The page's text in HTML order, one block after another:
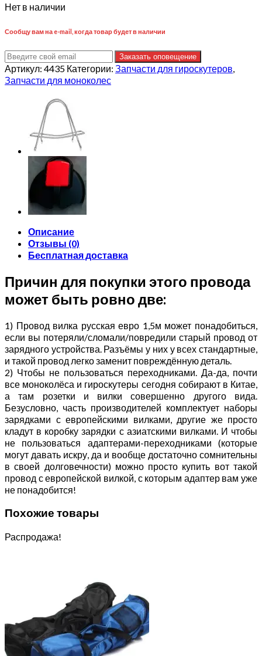
Нет в наличии
Сообщу вам на e-mail, когда товар будет в наличии
Заказать оповещение
Артикул: 4435 Категории: Запчасти для гироскутеров,
Запчасти для моноколес
Описание
Отзывы (0)
Бесплатная доставка
Причин для покупки этого провода
может быть ровно две:
1) Провод вилка русская евро 1,5м может понадобиться,
если вы потеряли/сломали/повредили старый провод от
зарядного устройства. Разъёмы у них у всех стандартные,
и такой провод легко заменит повреждённую деталь.
2) Чтобы не пользоваться переходниками. Да-да, почти
все моноколёса и гироскутеры сегодня собирают в Китае,
а там розетки и вилки совершенно другого вида.
Безусловно, часть производителей комплектует наборы
зарядками с европейскими вилками, другие же просто
кладут в коробку зарядки с азиатскими вилками. И чтобы
не пользоваться адаптерами-переходниками (которые
могут давать искру, да и вообще достаточно сомнительны
в своей долговечности) можно просто купить вот такой
провод с европейской вилкой, с которым адаптер вам уже
не понадобится!
Похожие товары
Распродажа!